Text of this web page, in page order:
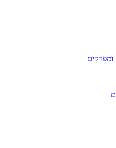
ומפרקים